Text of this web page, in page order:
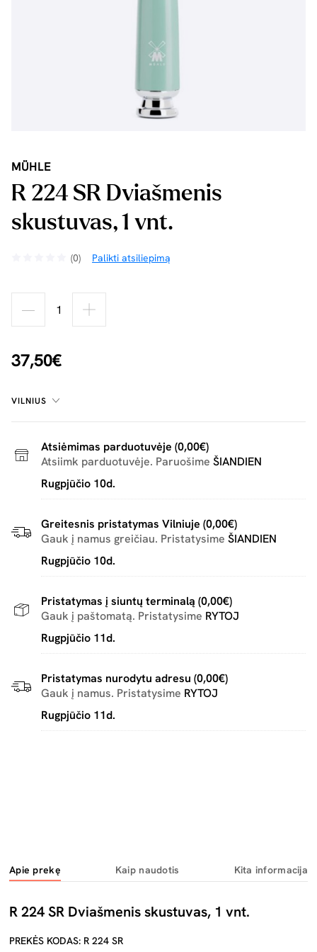
MÜHLE
R 224 SR Dviašmenis
skustuvas, 1 vnt.
(0) Palikti atsiliepimą
37,50€
VILNIUS
Atsiėmimas parduotuvėje (0,00€)
Atsiimk parduotuvėje. Paruošime ŠIANDIEN
Rugpjūčio 10d.
Greitesnis pristatymas Vilniuje (0,00€)
Gauk į namus greičiau. Pristatysime ŠIANDIEN
Rugpjūčio 10d.
Pristatymas į siuntų terminalą (0,00€)
Gauk į paštomatą. Pristatysime RYTOJ
Rugpjūčio 11d.
Pristatymas nurodytu adresu (0,00€)
Gauk į namus. Pristatysime RYTOJ
Rugpjūčio 11d.
Apie prekę Kaip naudotis Kita informacija
R 224 SR Dviašmenis skustuvas, 1 vnt.
PREKĖS KODAS: R 224 SR